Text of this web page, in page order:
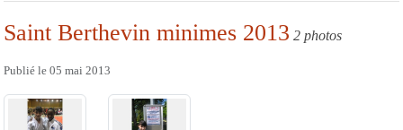
Saint Berthevin minimes 2013 2 photos
Publié le 05 mai 2013